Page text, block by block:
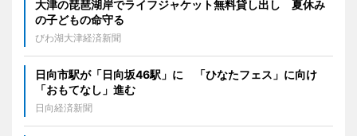
大津の琵琶湖岸でライフジャケット無料貸し出し 夏休み
の子どもの命守る
びわ湖大津経済新聞
日向市駅が「日向坂46駅」に 「ひなたフェス」に向け
「おもてなし」進む
日向経済新聞